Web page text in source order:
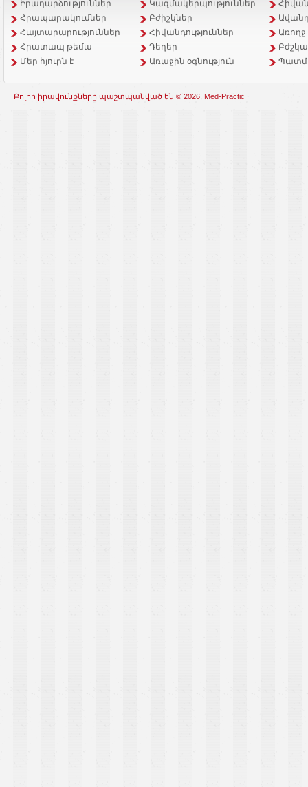
Իրադարձություններ Կազմակերպություններ
Հրապարակումներ
Բժիշկներ
Հայտարարություններ
Հիվանդություններ
Հրատապ թեմա
Դեղեր
Մեր հյուրն է
Առաջին օգնություն
Բոլոր իրավունքները պաշտպանված են © 2026, Med-Practic